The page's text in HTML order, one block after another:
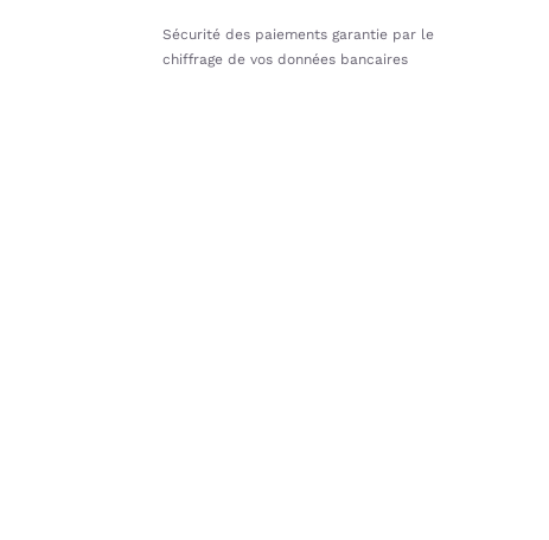
Sécurité des paiements garantie par le
chiffrage de vos données bancaires